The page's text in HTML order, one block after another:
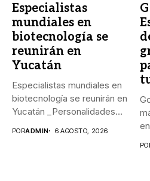
Especialistas
mundiales en
biotecnología se
reunirán en
Yucatán
Especialistas mundiales en
biotecnología se reunirán en
Yucatán _Personalidades
PORADMIN 6 AGOSTO, 2026